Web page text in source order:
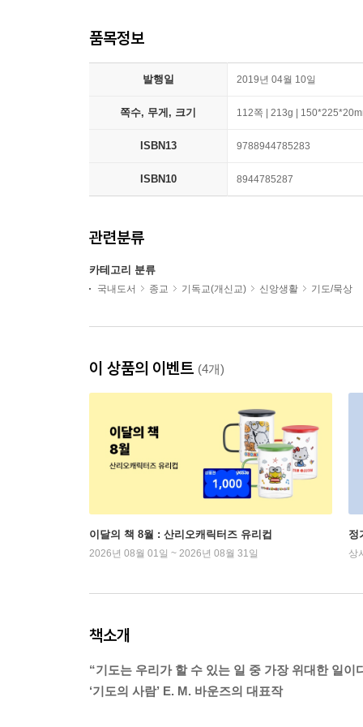
품목정보
발행일 2019년 04월 10일
쪽수, 무게, 크기 112쪽 | 213g |
ISBN13 9788944785283
ISBN10 8944785287
관련분류
카테고리 분류
국내도서 종교 기독교(개신교) 신앙생활 기도/묵상
이 상품의 이벤트 (4개)
이달의 책 8월 : 산리오캐릭터즈 유리컵
2026년 08월 01일 ~ 2026년 08월 31일
정
상
책소개
“기도는 우리가 할 수 있는 일 중 가장 위대한 일이
‘기도의 사람’ E. M. 바운즈의 대표작